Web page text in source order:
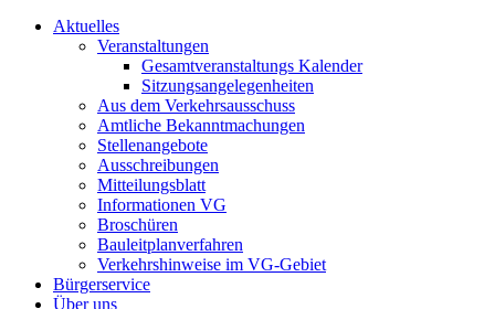
Aktuelles
Veranstaltungen
Gesamtveranstaltungs Kalender
Sitzungsangelegenheiten
Aus dem Verkehrsausschuss
Amtliche Bekanntmachungen
Stellenangebote
Ausschreibungen
Mitteilungsblatt
Informationen VG
Broschüren
Bauleitplanverfahren
Verkehrshinweise im VG-Gebiet
Bürgerservice
Über uns